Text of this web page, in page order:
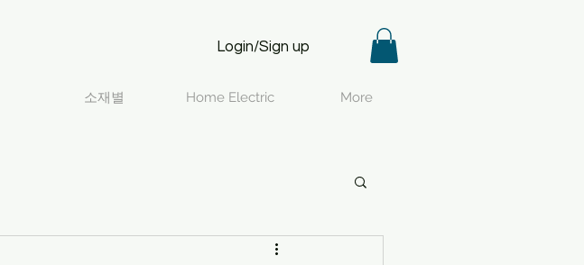
Login/Sign up
소재별 Home Electric More